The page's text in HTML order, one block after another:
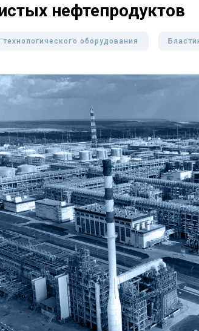
нефтепродуктов
оборудования